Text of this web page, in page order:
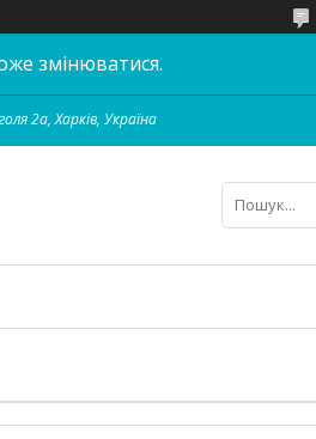
змінюватися.
2а, Харків, Україна